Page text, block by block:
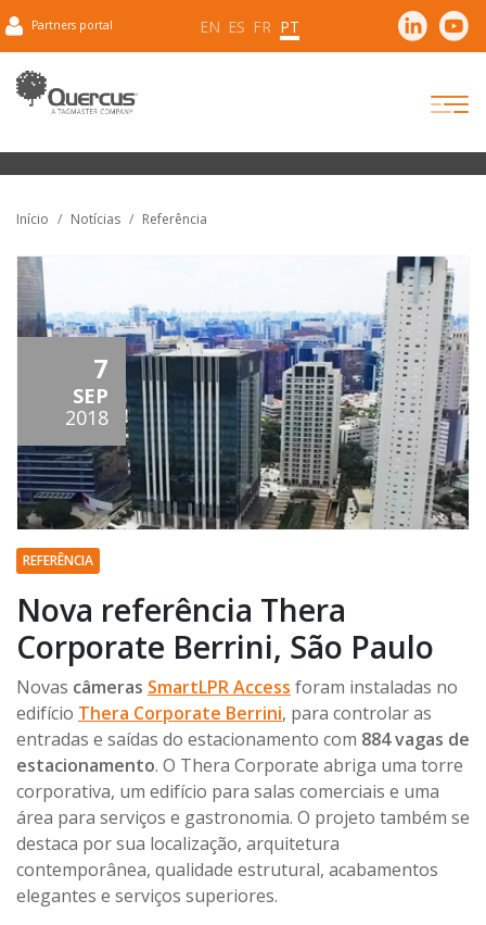
Partners portal EN ES FR PT
Início Notícias Referência
7
SEP
2018
REFERÊNCIA
Nova referência Thera
Corporate Berrini, São Paulo
Novas câmeras SmartLPR Access foram instaladas no
edifício Thera Corporate Berrini, para controlar as
entradas e saídas do estacionamento com 884 vagas de
estacionamento. O Thera Corporate abriga uma torre
corporativa, um edifício para salas comerciais e uma
área para serviços e gastronomia. O projeto também se
destaca por sua localização, arquitetura
contemporânea, qualidade estrutural, acabamentos
elegantes e serviços superiores.